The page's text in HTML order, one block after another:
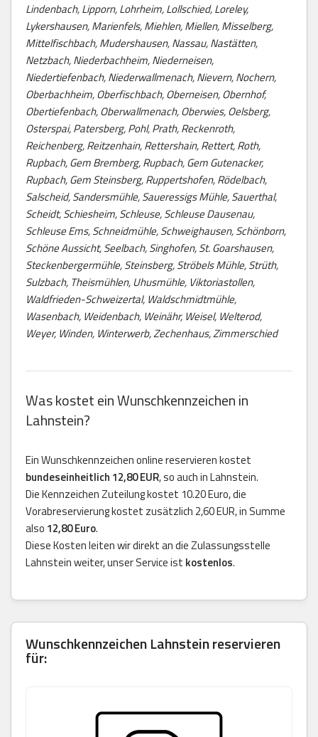
Lindenbach, Lipporn, Lohrheim, Lollschied, Loreley,
Lykershausen, Marienfels, Miehlen, Miellen, Misselberg,
Mittelfischbach, Mudershausen, Nassau, Nastätten,
Netzbach, Niederbachheim, Niederneisen,
Niedertiefenbach, Niederwallmenach, Nievern, Nochern,
Oberbachheim, Oberfischbach, Oberneisen, Obernhof,
Obertiefenbach, Oberwallmenach, Oberwies, Oelsberg,
Osterspai, Patersberg, Pohl, Prath, Reckenroth,
Reichenberg, Reitzenhain, Rettershain, Rettert, Roth,
Rupbach, Gem Bremberg, Rupbach, Gem Gutenacker,
Rupbach, Gem Steinsberg, Ruppertshofen, Rödelbach,
Salscheid, Sandersmühle, Saueressigs Mühle, Sauerthal,
Scheidt, Schiesheim, Schleuse, Schleuse Dausenau,
Schleuse Ems, Schneidmühle, Schweighausen, Schönborn,
Schöne Aussicht, Seelbach, Singhofen, St. Goarshausen,
Steckenbergermühle, Steinsberg, Ströbels Mühle, Strüth,
Sulzbach, Theismühlen, Uhusmühle, Viktoriastollen,
Waldfrieden-Schweizertal, Waldschmidtmühle,
Wasenbach, Weidenbach, Weinähr, Weisel, Welterod,
Weyer, Winden, Winterwerb, Zechenhaus, Zimmerschied
Was kostet ein Wunschkennzeichen in
Lahnstein?
Ein Wunschkennzeichen online reservieren kostet
bundeseinheitlich 12,80 EUR, so auch in Lahnstein.
Die Kennzeichen Zuteilung kostet 10.20 Euro, die
Vorabreservierung kostet zusätzlich 2,60 EUR, in Summe
also 12,80 Euro.
Diese Kosten leiten wir direkt an die Zulassungsstelle
Lahnstein weiter, unser Service ist kostenlos.
Wunschkennzeichen Lahnstein reservieren
für: